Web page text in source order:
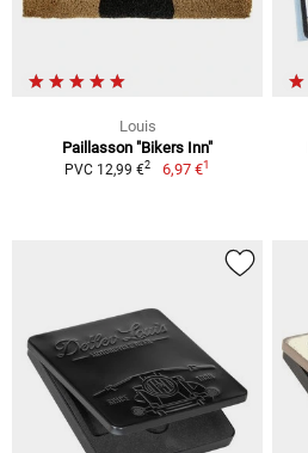
Louis
Paillasson "Bikers Inn"
PVC 12,99 €2 6,97 €1